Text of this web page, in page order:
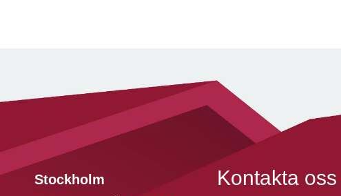
Stockholm Kontakta oss